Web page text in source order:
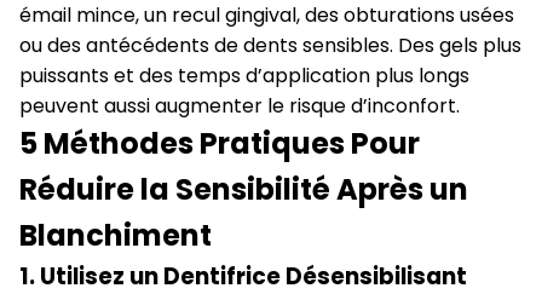
émail mince, un recul gingival, des obturations usées
ou des antécédents de dents sensibles. Des gels plus
puissants et des temps d’application plus longs
peuvent aussi augmenter le risque d’inconfort.
5 Méthodes Pratiques Pour
Réduire la Sensibilité Après un
Blanchiment
1. Utilisez un Dentifrice Désensibilisant